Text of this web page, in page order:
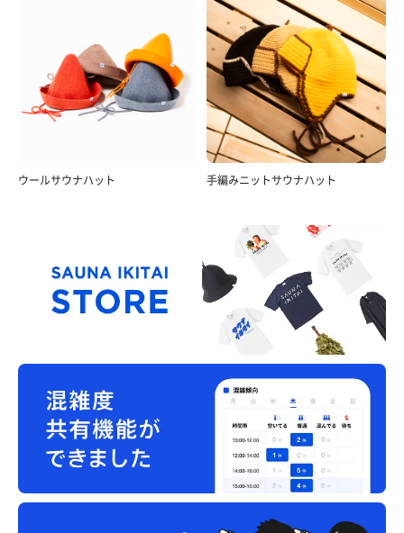
ウールサウナハット 手編みニットサウナハット